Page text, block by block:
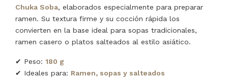
Chuka Soba, elaborados especialmente para preparar
ramen. Su textura firme y su cocción rápida los
convierten en la base ideal para sopas tradicionales,
ramen casero o platos salteados al estilo asiático.
✔ Peso: 180 g
✔ Ideales para: Ramen, sopas y salteados